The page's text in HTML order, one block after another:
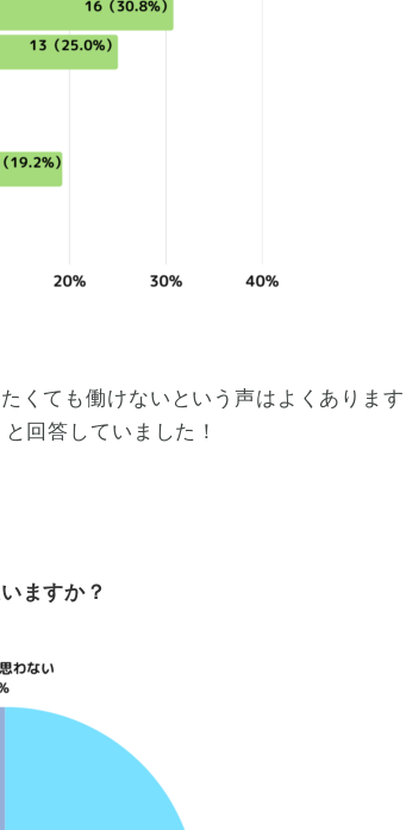
くても働けないという声はよくあります
回答していました！
ますか？